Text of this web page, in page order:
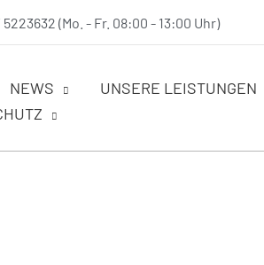
5223632 (Mo. - Fr. 08:00 - 13:00 Uhr)
NEWS UNSERE LEISTUNGEN